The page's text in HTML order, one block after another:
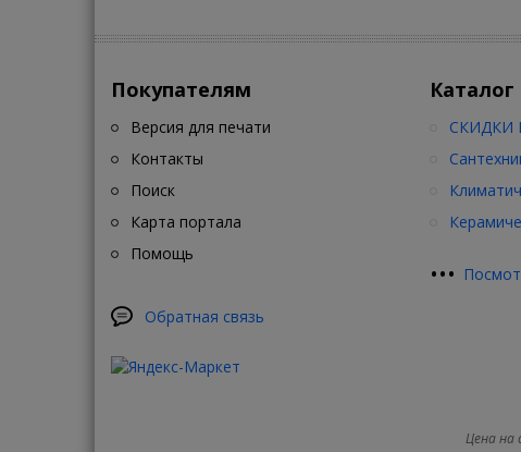
Покупателям
Версия для печати
Контакты
Поиск
Карта портала
Помощь
Обратная связь
СКИДКИ
•••
Цена на